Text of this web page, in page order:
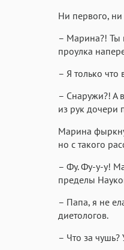
Ни первого, ни
– Марина?! Ты
проулка
– Я только что
– Снаружи?! А
из рук дочери
Марина
но с такого
– Фу. Фу-у-у!
пределы
– Папа, я не
диетологов.
– Что за